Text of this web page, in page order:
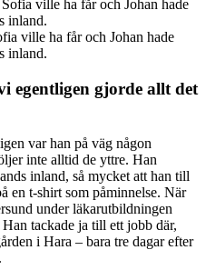
ville ha får och Johan hade
inland.
egentligen gjorde allt det
var han på väg någon
inte alltid de yttre. Han
inland, så mycket att han till
en t-shirt som påminnelse. När
under läkarutbildningen
tackade ja till ett jobb där,
i Hara – bara tre dagar efter